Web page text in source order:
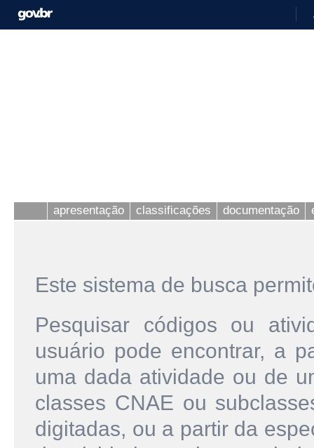
apresentação classificações documentação
Este sistema de busca
Pesquisar códigos ou
usuário pode encontrar, a
uma dada atividade ou de
classes CNAE ou
digitadas, ou a partir da